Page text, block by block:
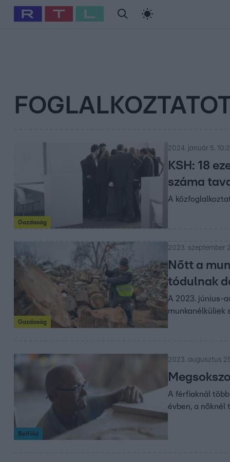
Babits Marcella Szellő István Most Wanted
Gazdaság
2024. január 5.
KSH: 18
száma
A
Gazdaság
2023. szeptember
Nőtt a
tódulnak
A 2023. június-
munkanélküliek
Belföld
2023. augusztus
A férfiaknál
évben, a nőknél